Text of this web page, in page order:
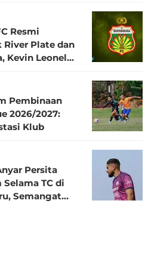
Resmi
River Plate dan
Pembinaan
2026/2027:
Klub
Persita
TC di
Semangat